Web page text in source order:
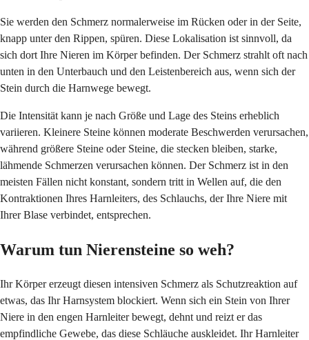
Sie werden den Schmerz normalerweise im Rücken oder in der Seite,
knapp unter den Rippen, spüren. Diese Lokalisation ist sinnvoll, da
sich dort Ihre Nieren im Körper befinden. Der Schmerz strahlt oft nach
unten in den Unterbauch und den Leistenbereich aus, wenn sich der
Stein durch die Harnwege bewegt.
Die Intensität kann je nach Größe und Lage des Steins erheblich
variieren. Kleinere Steine können moderate Beschwerden verursachen,
während größere Steine oder Steine, die stecken bleiben, starke,
lähmende Schmerzen verursachen können. Der Schmerz ist in den
meisten Fällen nicht konstant, sondern tritt in Wellen auf, die den
Kontraktionen Ihres Harnleiters, des Schlauchs, der Ihre Niere mit
Ihrer Blase verbindet, entsprechen.
Warum tun Nierensteine so weh?
Ihr Körper erzeugt diesen intensiven Schmerz als Schutzreaktion auf
etwas, das Ihr Harnsystem blockiert. Wenn sich ein Stein von Ihrer
Niere in den engen Harnleiter bewegt, dehnt und reizt er das
empfindliche Gewebe, das diese Schläuche auskleidet. Ihr Harnleiter